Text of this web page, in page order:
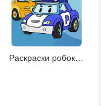
Раскраски робокар Поли